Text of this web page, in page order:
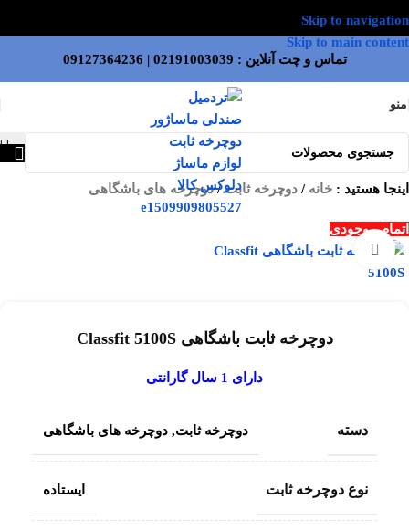
Skip to navigation
Skip to main content
تماس و چت آنلاین : 02191003039
|
09127364236
منو
اینجا هستید : خانه / دوچرخه ثابت/دوچرخه های باشگاهی
اتمام موجودی
بزرگنمایی تصویر
دوچرخه ثابت باشگاهی Classfit 5100S
دارای 1 سال گارانتی
دسته دوچرخه ثابت, دوچرخه های باشگاهی
نوع دوچرخه ثابت ایستاده